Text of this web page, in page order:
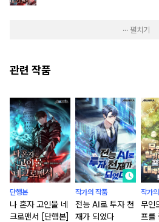
··· 펼치기
관련 작품
단행본
나 혼자 고인물 네
크로맨서 [단행본]
작가의 작품
전능 AI로 투자 천
재가 되었다
작가
무인
프를